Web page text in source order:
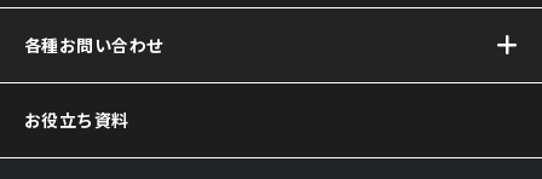
選ばれる理由
オンラインセミナー
各種お問い合わせ
お問い合わせ
お役立ち資料